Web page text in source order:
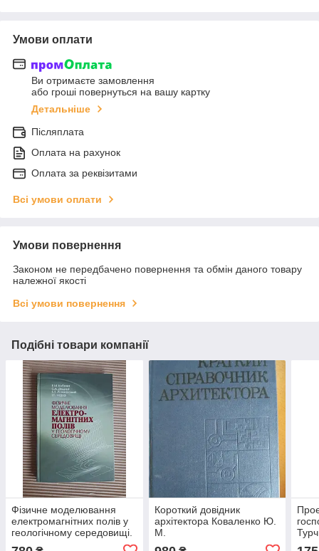
Умови оплати
Ви отримаєте замовлення
або гроші повернуться на вашу картку
Детальніше
Післяплата
Оплата на рахунок
Оплата за реквізитами
Всі умови оплати
Умови повернення
Законом не передбачено повернення та обмін даного товару
належної якості
Всі умови повернення
Подібні товари компанії
Фізичне моделювання
електромагнітних полів у
геологічному середовищі.
Короткий довідник
архітектора Коваленко Ю.
М.